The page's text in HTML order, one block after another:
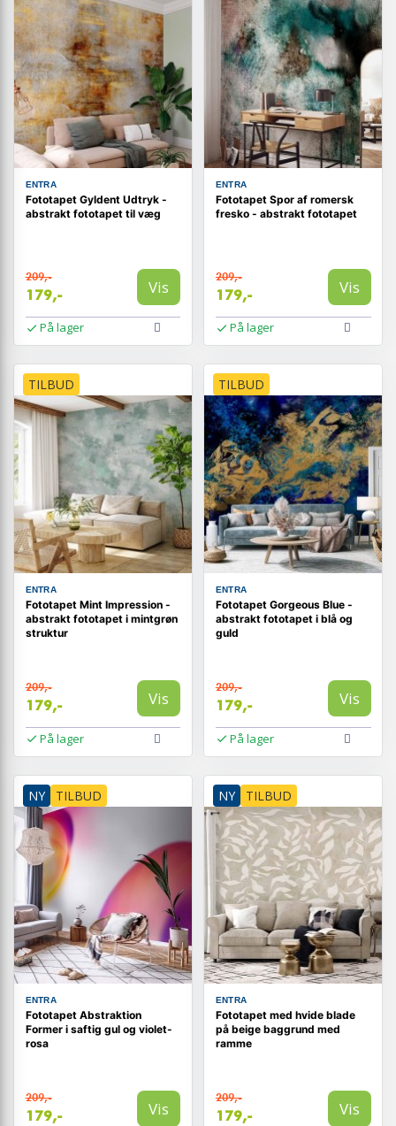
ENTRA
Fototapet Gyldent Udtryk -
abstrakt fototapet til væg
209,-
179,- Vis
På lager
ENTRA
Fototapet Spor af romersk
fresko - abstrakt fototapet
209,-
179,- Vis
På lager
TILBUD
ENTRA
Fototapet Mint Impression -
abstrakt fototapet i mintgrøn
struktur
209,-
179,- Vis
På lager
TILBUD
ENTRA
Fototapet Gorgeous Blue -
abstrakt fototapet i blå og
guld
209,-
179,- Vis
På lager
NY TILBUD
ENTRA
Fototapet Abstraktion
Former i saftig gul og violet-
rosa
209,-
179,- Vis
NY TILBUD
ENTRA
Fototapet med hvide blade
på beige baggrund med
ramme
209,-
179,- Vis